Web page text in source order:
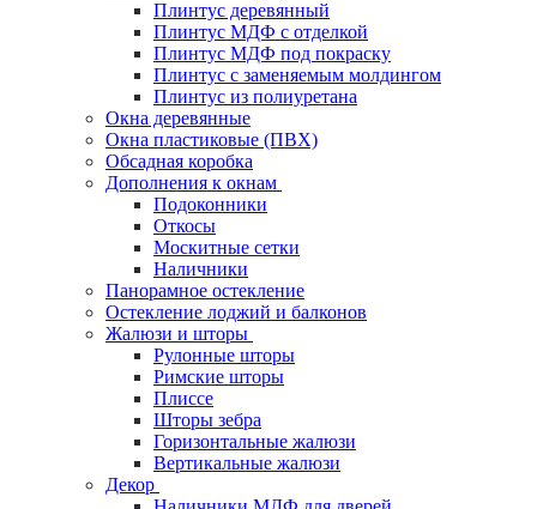
Плинтус деревянный
Плинтус МДФ с отделкой
Плинтус МДФ под покраску
Плинтус с заменяемым молдингом
Плинтус из полиуретана
Окна деревянные
Окна пластиковые (ПВХ)
Обсадная коробка
Дополнения к окнам
Подоконники
Откосы
Москитные сетки
Наличники
Панорамное остекление
Остекление лоджий и балконов
Жалюзи и шторы
Рулонные шторы
Римские шторы
Плиссе
Шторы зебра
Горизонтальные жалюзи
Вертикальные жалюзи
Декор